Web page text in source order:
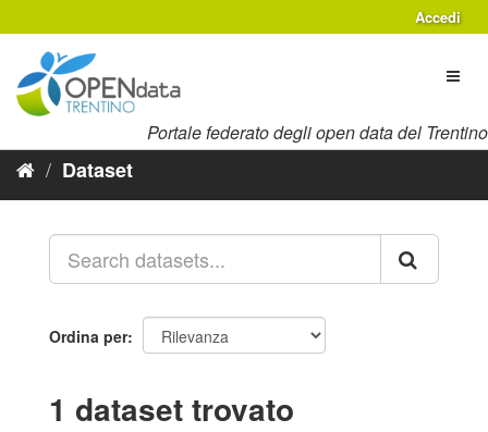
al
contenuto
Accedi
Portale federato degli open data del Trentino
Dataset
Ordina per
1 dataset trovato